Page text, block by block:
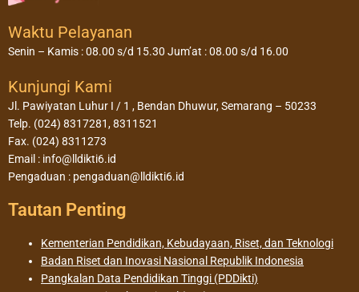
Waktu Pelayanan
Senin – Kamis : 08.00 s/d 15.30 Jum’at : 08.00 s/d 16.00
Kunjungi Kami
Jl. Pawiyatan Luhur I / 1 , Bendan Dhuwur, Semarang – 50233
Telp. (024) 8317281, 8311521
Fax. (024) 8311273
Email : info@lldikti6.id
Pengaduan : pengaduan@lldikti6.id
Tautan Penting
Kementerian Pendidikan, Kebudayaan, Riset, dan Teknologi
Badan Riset dan Inovasi Nasional Republik Indonesia
Pangkalan Data Pendidikan Tinggi (PDDikti)